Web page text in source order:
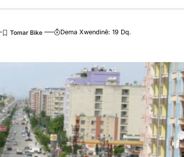
Dema Xwendinê: 19 Dq.